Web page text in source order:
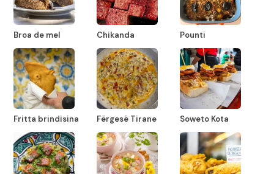
Broa de mel Chikanda Pounti
Fritta brindisina Fërgesë Tirane Soweto Kota